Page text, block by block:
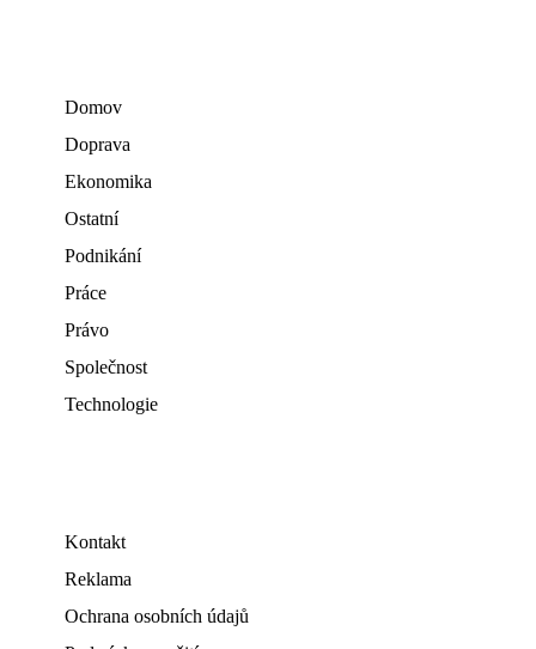
Domov
Doprava
Ekonomika
Ostatní
Podnikání
Práce
Právo
Společnost
Technologie
Kontakt
Reklama
Ochrana osobních údajů